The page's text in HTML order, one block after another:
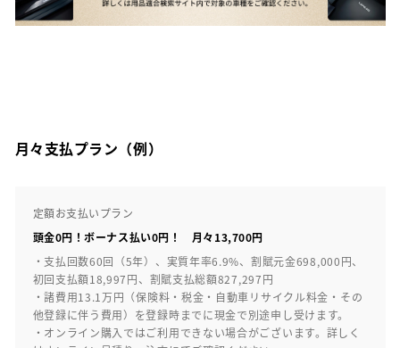
月々支払プラン（例）
定額お支払いプラン
頭金0円！ボーナス払い0円！ 月々13,700円
・支払回数60回（5年）、実質年率6.9%、割賦元金698,000円、
初回支払額18,997円、割賦支払総額827,297円
・諸費用13.1万円（保険料・税金・自動車リサイクル料金・その
他登録に伴う費用）を登録時までに現金で別途申し受けます。
・オンライン購入ではご利用できない場合がございます。詳しく